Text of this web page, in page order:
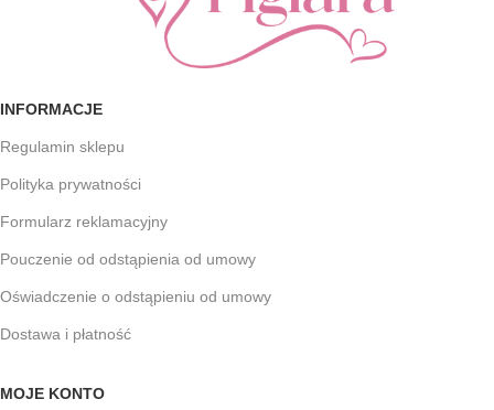
INFORMACJE
Regulamin sklepu
Polityka prywatności
Formularz reklamacyjny
Pouczenie od odstąpienia od umowy
Oświadczenie o odstąpieniu od umowy
Dostawa i płatność
MOJE KONTO